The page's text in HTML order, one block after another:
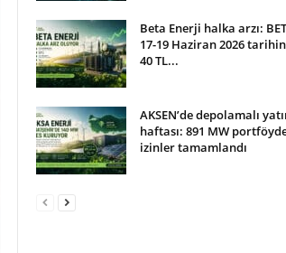
Beta Enerji halka arzı:
17-19 Haziran 2026
40 TL...
AKSEN’de depolamalı
haftası: 891 MW
izinler tamamlandı